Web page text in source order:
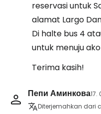
reservasi untuk
alamat Largo
Di halte bus 4
untuk menuju
Terima kasih!
Пепи Аминкова17.
Diterjemahkan dari